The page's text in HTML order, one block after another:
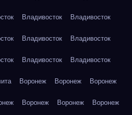
Владивосток Владивосток
Владивосток Владивосток
Владивосток Владивосток
Воронеж Воронеж Воронеж
Воронеж Воронеж Воронеж